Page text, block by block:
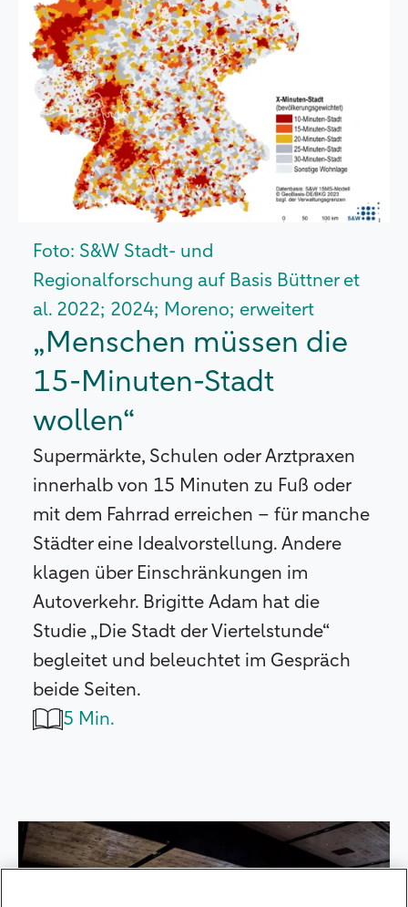
Foto: S&W Stadt- und
Regionalforschung auf Basis Büttner et
al. 2022; 2024; Moreno; erweitert
„Menschen müssen die
15-Minuten-Stadt
wollen“
Supermärkte, Schulen oder Arztpraxen
innerhalb von 15 Minuten zu Fuß oder
mit dem Fahrrad erreichen – für manche
Städter eine Idealvorstellung. Andere
klagen über Einschränkungen im
Autoverkehr. Brigitte Adam hat die
Studie „Die Stadt der Viertelstunde“
begleitet und beleuchtet im Gespräch
beide Seiten.
5 Min.